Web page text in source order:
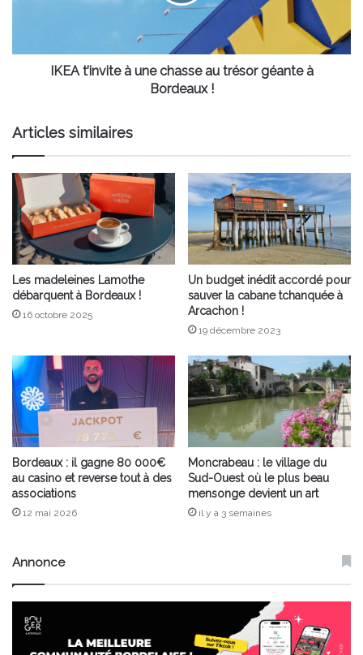
à
BordeauxIKEA t’invite à une chasse au trésor géante à
Bordeaux !
Articles similaires
Les madeleines Lamothe
débarquent à Bordeaux !
16 octobre 2025
Un budget inédit accordé pour
sauver la cabane tchanquée à
Arcachon !
19 décembre 2023
Bordeaux : il gagne 80 000€
au casino et reverse tout à des
associations
12 mai 2026
Moncrabeau : le village du
Sud-Ouest où le plus beau
mensonge devient un art
il y a 3 semaines
Annonce